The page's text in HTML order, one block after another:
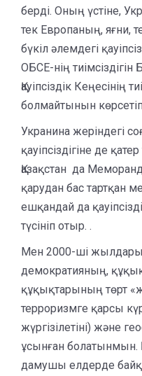
берді. Оның үстіне,
тек Европаның, яғни,
бүкіл әлемдегі
ОБСЕ-нің
Қауіпсіздік Кеңесінің
болмайтынын
Укранина жеріндегі
қауіпсіздігіне де
Қазақстан да
қарудан бас тартқан
ешқандай да
түсініп отыр.
Мен 2000-ші жылдары
демократияның,
құқықтарының төрт
терроризмге қарсы
жүргізілетіні) және
ұсынған болатынмын.
дамушы елдерде